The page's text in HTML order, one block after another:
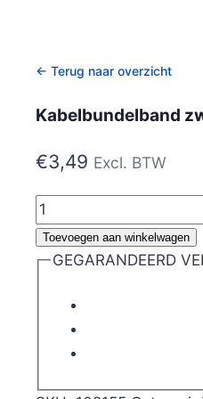
← Terug naar overzicht
Kabelbundelband
€3,49 Excl. BTW
Kabelbundelband
zwart
4,8x200mm
stuks
aantal
Toevoegen aan winkelwagen
GEGARANDEERD